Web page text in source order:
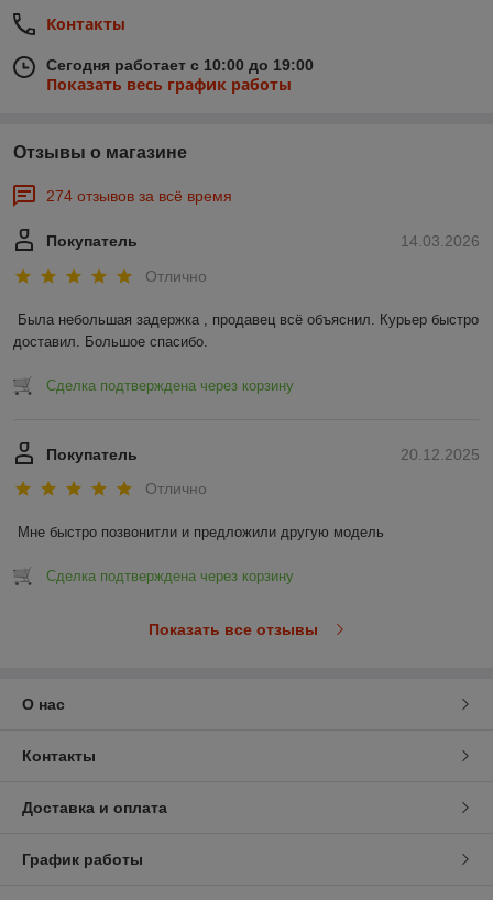
Контакты
Сегодня работает с 10:00 до 19:00
Показать весь график работы
Отзывы о магазине
274 отзывов за всё время
14.03.2026
Покупатель
Отлично
Была небольшая задержка , продавец всё объяснил. Курьер быстро
доставил. Большое спасибо.
Сделка подтверждена через корзину
20.12.2025
Покупатель
Отлично
Мне быстро позвонитли и предложили другую модель
Сделка подтверждена через корзину
Показать все отзывы
О нас
Контакты
Доставка и оплата
График работы